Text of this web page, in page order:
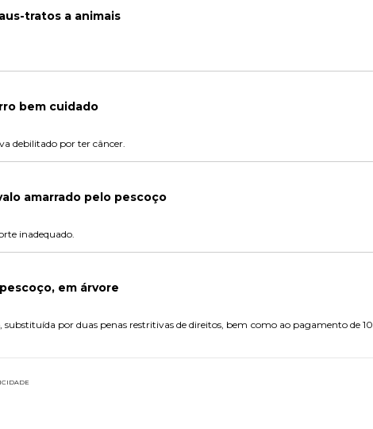
tratos a animais
bem cuidado
debilitado por ter câncer.
amarrado pelo pescoço
inadequado.
em árvore
por duas penas restritivas de direitos, bem como ao pagamento de 10